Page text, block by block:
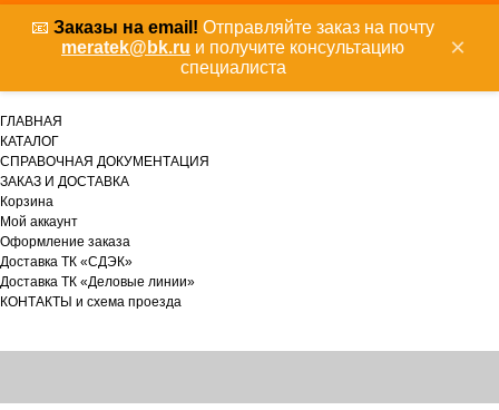
📧 Заказы на email! Отправляйте заказ на почту
meratek@bk.ru и получите консультацию
специалиста
×
ГЛАВНАЯ
КАТАЛОГ
СПРАВОЧНАЯ ДОКУМЕНТАЦИЯ
ЗАКАЗ И ДОСТАВКА
Корзина
Мой аккаунт
Оформление заказа
Доставка ТК «СДЭК»
Доставка ТК «Деловые линии»
КОНТАКТЫ и схема проезда